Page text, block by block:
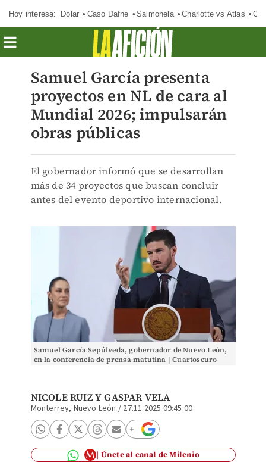
Hoy interesa: Dólar Caso Dafne Salmonela Charlotte vs Atlas
Samuel García presenta
proyectos en NL de cara al
Mundial 2026; impulsarán
obras públicas
El gobernador informó que se desarrollan
más de 34 proyectos que buscan concluir
antes del evento deportivo internacional.
Samuel García Sepúlveda, gobernador de Nuevo León,
en la conferencia de prensa matutina | Cuartoscuro
NICOLE RUIZYGASPAR VELA
Monterrey, Nuevo León / 27.11.2025 09:45:00
Únete al canal de Milenio